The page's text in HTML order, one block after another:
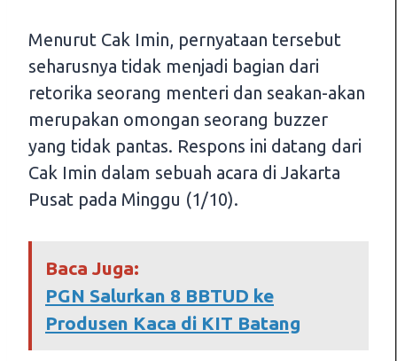
Menurut Cak Imin, pernyataan tersebut
seharusnya tidak menjadi bagian dari
retorika seorang menteri dan seakan-akan
merupakan omongan seorang buzzer
yang tidak pantas. Respons ini datang dari
Cak Imin dalam sebuah acara di Jakarta
Pusat pada Minggu (1/10).
Baca Juga:
PGN Salurkan 8 BBTUD ke
Produsen Kaca di KIT Batang